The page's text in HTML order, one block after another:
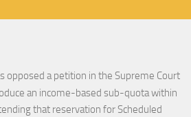
opposed a petition in the Supreme Court
an income-based sub-quota within
that reservation for Scheduled